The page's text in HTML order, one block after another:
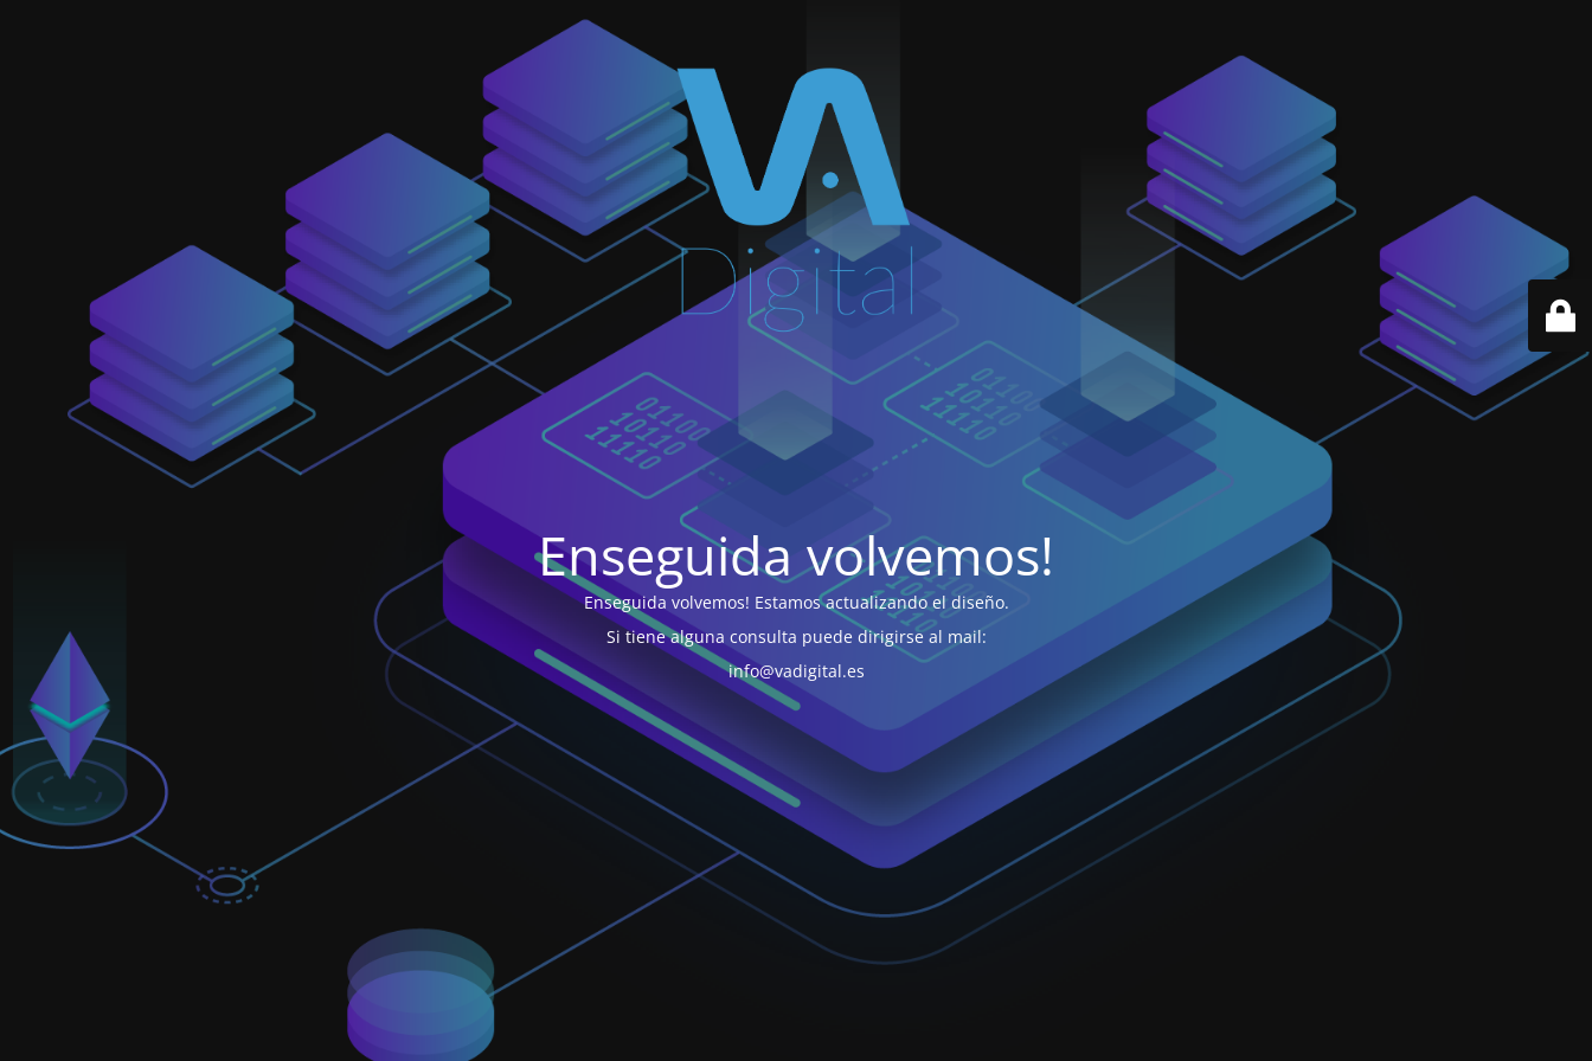
Enseguida volvemos!
Enseguida volvemos! Estamos actualizando el diseño.
Si tiene alguna consulta puede dirigirse al mail:
info@vadigital.es